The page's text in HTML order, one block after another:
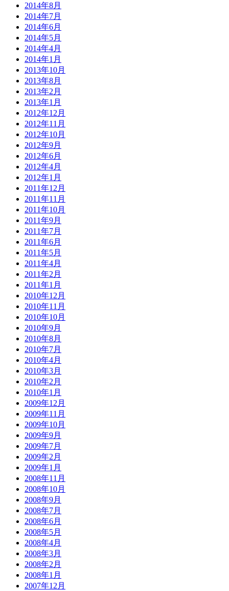
2014年8月
2014年7月
2014年6月
2014年5月
2014年4月
2014年1月
2013年10月
2013年8月
2013年2月
2013年1月
2012年12月
2012年11月
2012年10月
2012年9月
2012年6月
2012年4月
2012年1月
2011年12月
2011年11月
2011年10月
2011年9月
2011年7月
2011年6月
2011年5月
2011年4月
2011年2月
2011年1月
2010年12月
2010年11月
2010年10月
2010年9月
2010年8月
2010年7月
2010年4月
2010年3月
2010年2月
2010年1月
2009年12月
2009年11月
2009年10月
2009年9月
2009年7月
2009年2月
2009年1月
2008年11月
2008年10月
2008年9月
2008年7月
2008年6月
2008年5月
2008年4月
2008年3月
2008年2月
2008年1月
2007年12月